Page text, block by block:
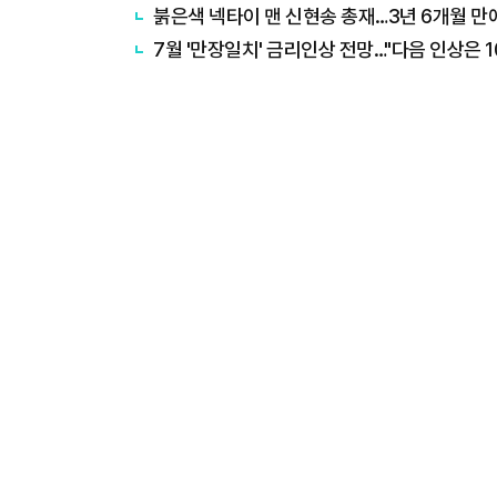
붉은색 넥타이 맨 신현송 총재…3년 6개월 만
7월 '만장일치' 금리인상 전망…"다음 인상은